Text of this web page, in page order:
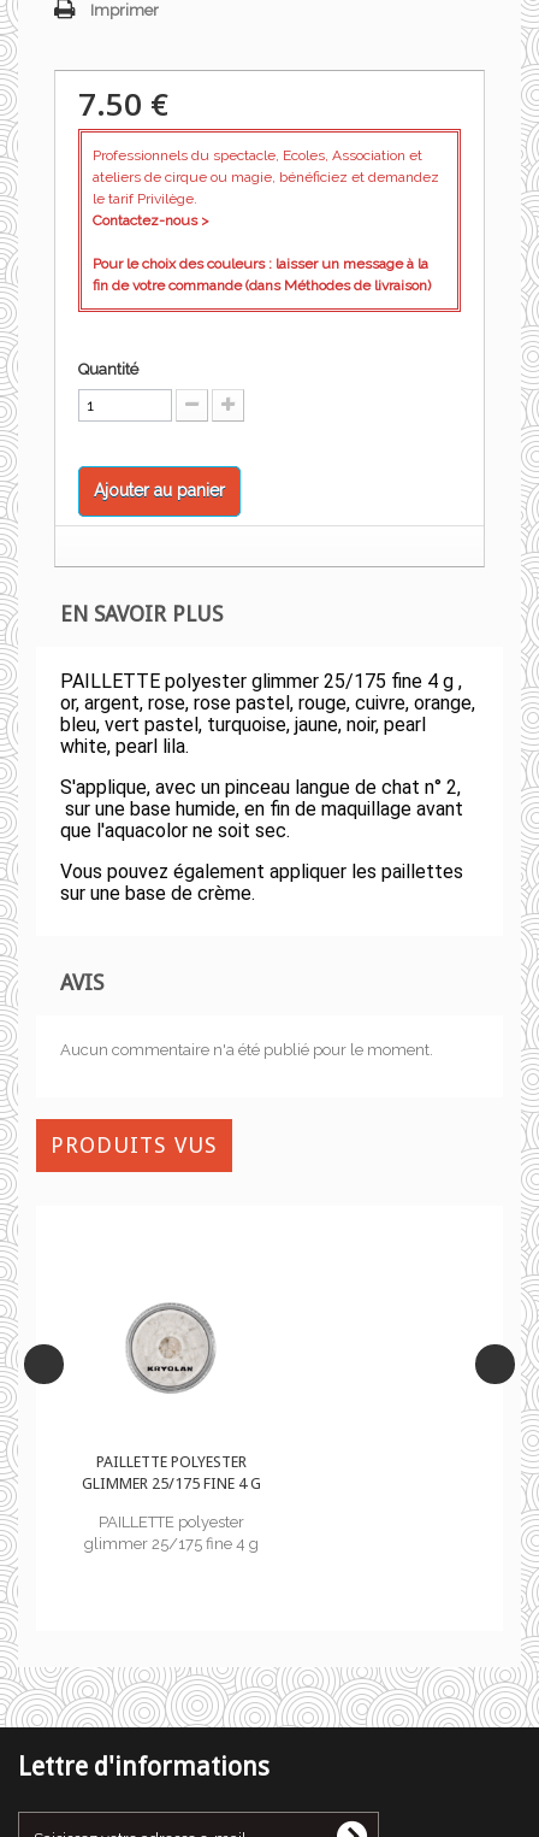
Imprimer
7.50 €
Professionnels du spectacle, Ecoles, Association et
ateliers de cirque ou magie, bénéficiez et demandez
le tarif Privilège.
Contactez-nous >
Pour le choix des couleurs : laisser un message à la
fin de votre commande (dans Méthodes de livraison)
Quantité
Ajouter au panier
EN SAVOIR PLUS
PAILLETTE polyester glimmer 25/175 fine 4 g ,
or, argent, rose, rose pastel, rouge, cuivre, orange,
bleu, vert pastel, turquoise, jaune, noir, pearl
white, pearl lila.
S'applique, avec un pinceau langue de chat n° 2,
sur une base humide, en fin de maquillage avant
que l'aquacolor ne soit sec.
Vous pouvez également appliquer les paillettes
sur une base de crème.
AVIS
Aucun commentaire n'a été publié pour le moment.
PRODUITS VUS
G
g
PAILLETTE POLYESTER
GLIMMER 25/175 FINE 4 G
PAILLETTE polyester
glimmer 25/175 fine 4 g
Lettre d'informations